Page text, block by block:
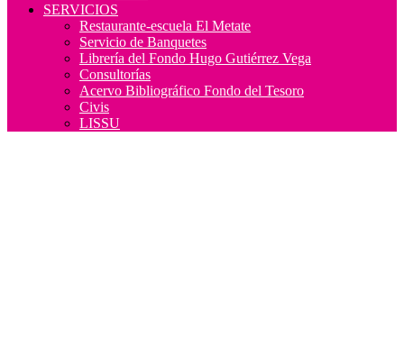
SERVICIOS
Restaurante-escuela El Metate
Servicio de Banquetes
Librería del Fondo Hugo Gutiérrez Vega
Consultorías
Acervo Bibliográfico Fondo del Tesoro
Civis
LISSU